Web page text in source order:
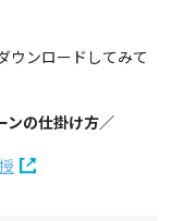
ウンロードしてみて
ンの仕掛け方／